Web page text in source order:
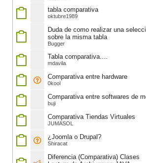
tabla comparativa
oktubre1989
Duda de como realizar una
sobre la misma tabla
Bugger
Tabla comparativa....
mdavila
Comparativa entre hardware
0kool
Comparativa entre softwares de
buji
Comparativa Tiendas Virtuales
JUMASOL
¿Joomla o Drupal?
Shiracat
Diferencia (Comparativa) Clases